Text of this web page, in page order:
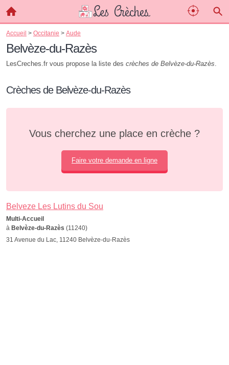
Accueil > Occitanie > Aude
Belvèze-du-Razès
LesCreches.fr vous propose la liste des crèches de Belvèze-du-Razès.
Crèches de Belvèze-du-Razès
Vous cherchez une place en crèche ?
Faire votre demande en ligne
Belveze Les Lutins du Sou
Multi-Accueil
à Belvèze-du-Razès (11240)
31 Avenue du Lac, 11240 Belvèze-du-Razès